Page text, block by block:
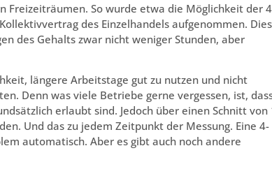
Freizeiträumen. So wurde etwa die Möglichkeit der
des Einzelhandels aufgenommen.
des Gehalts zwar nicht weniger Stunden, aber
längere Arbeitstage gut zu nutzen und nicht
Denn was viele Betriebe gerne vergessen, ist,
erlaubt sind. Jedoch über einen Schnitt von
Und das zu jedem Zeitpunkt der Messung. Eine 4-
automatisch. Aber es gibt auch noch andere